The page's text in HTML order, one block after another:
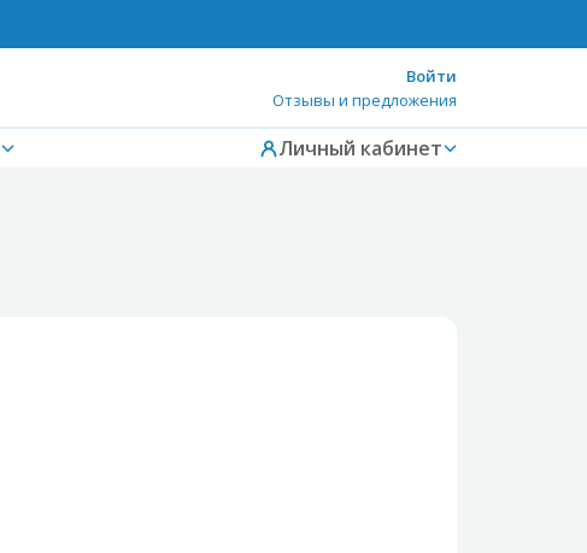
Войти
Отзывы и предложения
Личный кабинет